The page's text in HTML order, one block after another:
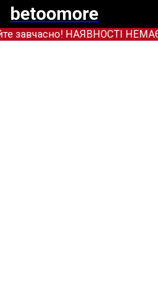
betoomore
завчасно! НАЯВНОСТІ НЕМАЄ!